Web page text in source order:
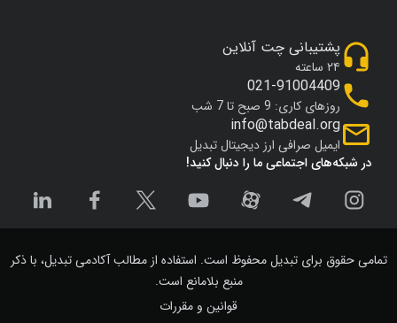
در شبکه‌های اجتماعی ما را دنبال کنید!
پشتیبانی چت آنلاین
۲۴ ساعته
021-91004409
روزهای کاری: 9 صبح تا 7 شب
info@tabdeal.org
ایمیل صرافی ارز دیجیتال تبدیل
تمامی حقوق برای تبدیل محفوظ است. استفاده از مطالب آکادمی تبدیل، با ذکر
منبع بلامانع است.
قوانین و مقررات